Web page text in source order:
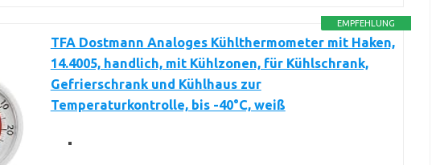
EMPFEHLUNG
TFA Dostmann Analoges Kühlthermometer mit Haken,
14.4005, handlich, mit Kühlzonen, für Kühlschrank,
Gefrierschrank und Kühlhaus zur
Temperaturkontrolle, bis -40°C, weiß